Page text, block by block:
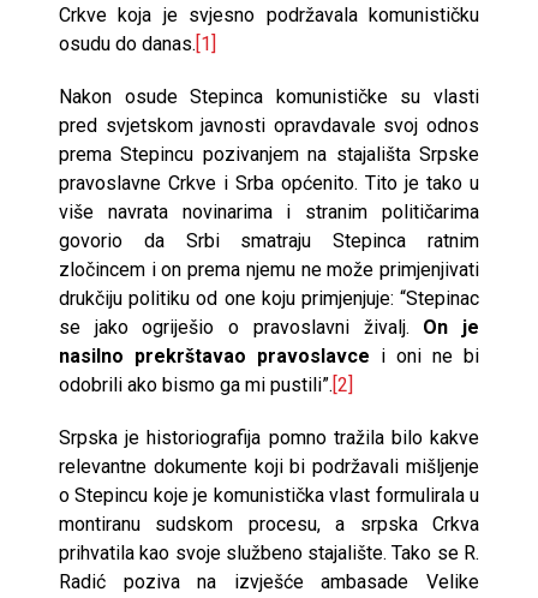
Crkve koja je svjesno podržavala komunističku
osudu do danas. [1]
Nakon osude Stepinca komunističke su vlasti
pred svjetskom javnosti opravdavale svoj odnos
prema Stepincu pozivanjem na stajališta Srpske
pravoslavne Crkve i Srba općenito. Tito je tako u
više navrata novinarima i stranim političarima
govorio da Srbi smatraju Stepinca ratnim
zločincem i on prema njemu ne može primjenjivati
drukčiju politiku od one koju primjenjuje: “Stepinac
se jako ogriješio o pravoslavni živalj. On je
nasilno prekrštavao pravoslavce i oni ne bi
odobrili ako bismo ga mi pustili”. [2]
Srpska je historiografija pomno tražila bilo kakve
relevantne dokumente koji bi podržavali mišljenje
o Stepincu koje je komunistička vlast formulirala u
montiranu sudskom procesu, a srpska Crkva
prihvatila kao svoje službeno stajalište. Tako se R.
Radić poziva na izvješće ambasade Velike